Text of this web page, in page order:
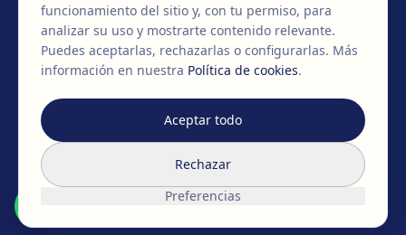
2026 Clínica EGOS — Cirugía plástica, estética y reparadora
Aviso LegalPolítica de cookiesPolítica de Privacidad
funcionamiento del sitio y, con tu permiso, para
analizar su uso y mostrarte contenido relevante.
Puedes aceptarlas, rechazarlas o configurarlas. Más
información en nuestra Política de cookies.
Aceptar todo
Rechazar
Preferencias